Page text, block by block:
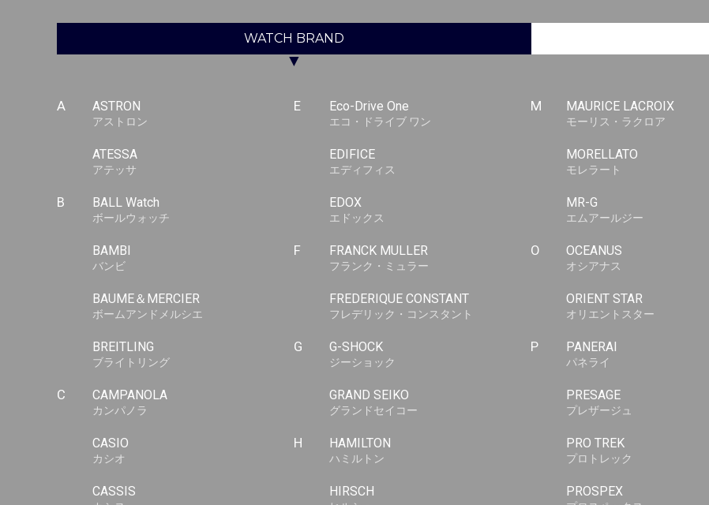
WATCH BRAND
▼
A ASTRON
アストロン
ATESSA
アテッサ
B BALL Watch
ボールウォッチ
BAMBI
バンビ
BAUME＆MERCIER
ボームアンドメルシエ
BREITLING
ブライトリング
C CAMPANOLA
カンパノラ
CASIO
カシオ
CASSIS
E Eco-Drive One
エコ・ドライブ ワン
EDIFICE
エディフィス
EDOX
エドックス
F FRANCK MULLER
フランク・ミュラー
FREDERIQUE CONSTANT
フレデリック・コンスタント
G G-SHOCK
ジーショック
GRAND SEIKO
グランドセイコー
H HAMILTON
ハミルトン
HIRSCH
M MAURICE LACROIX
モーリス・ラクロア
MORELLATO
モレラート
MR-G
エムアールジー
O OCEANUS
オシアナス
ORIENT STAR
オリエントスター
P PANERAI
パネライ
PRESAGE
プレザージュ
PRO TREK
プロトレック
PROSPEX